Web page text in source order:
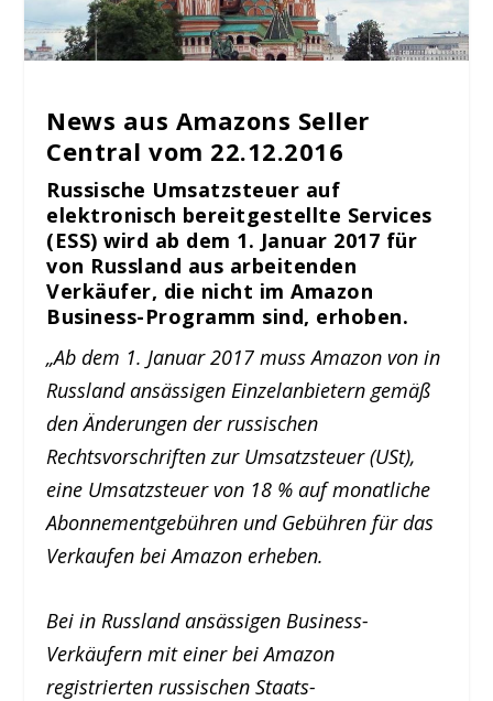
News aus Amazons Seller
Central vom 22.12.2016
Russische Umsatzsteuer auf
elektronisch bereitgestellte Services
(ESS) wird ab dem 1. Januar 2017 für
von Russland aus arbeitenden
Verkäufer, die nicht im Amazon
Business-Programm sind, erhoben.
„Ab dem 1. Januar 2017 muss Amazon von in
Russland ansässigen Einzelanbietern gemäß
den Änderungen der russischen
Rechtsvorschriften zur Umsatzsteuer (USt),
eine Umsatzsteuer von 18 % auf monatliche
Abonnementgebühren und Gebühren für das
Verkaufen bei Amazon erheben.
Bei in Russland ansässigen Business-
Verkäufern mit einer bei Amazon
registrierten russischen Staats-